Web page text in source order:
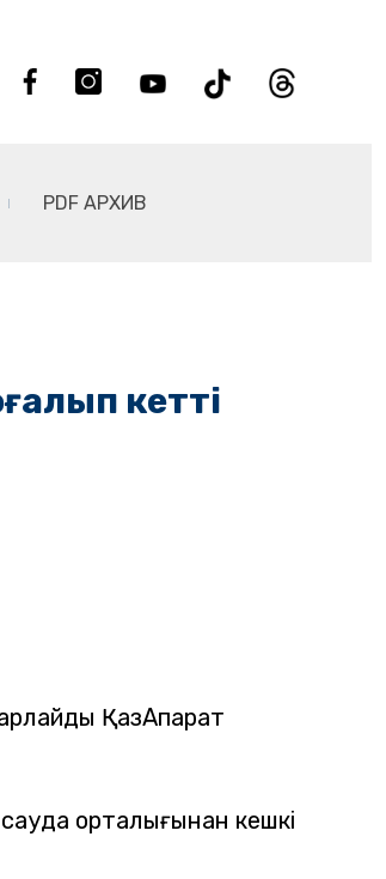
PDF АРХИВ
кетті
ҚазАқпарат
орталығынан кешкі